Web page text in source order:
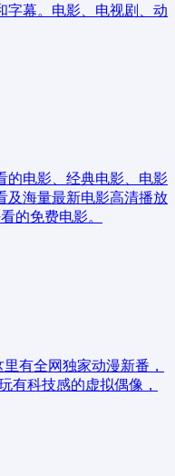
字幕。电影、电视剧、动
的电影、经典电影、电影
及海量最新电影高清播放
的免费电影。
有全网独家动漫新番，
有科技感的虚拟偶像，